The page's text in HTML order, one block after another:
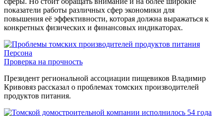
показатели работы различных сфер экономики для
повышения её эффективности, которая должна выражаться к
конкретных физических и финансовых индикаторах.
Персона
Проверка на прочность
Президент региональной ассоциации пищевиков Владимир
Кривовяз рассказал о проблемах томских производителей
продуктов питания.